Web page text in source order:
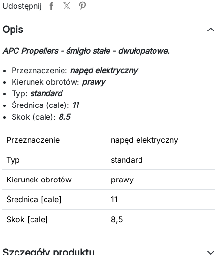
Udostępnij
Opis
APC Propellers - śmigło stałe - dwułopatowe.
Przeznaczenie: napęd elektryczny
Kierunek obrotów: prawy
Typ: standard
Średnica (cale): 11
Skok (cale): 8.5
Przeznaczenie napęd elektryczny
Typ standard
Kierunek obrotów prawy
Średnica [cale] 11
Skok [cale] 8,5
Szczegóły produktu